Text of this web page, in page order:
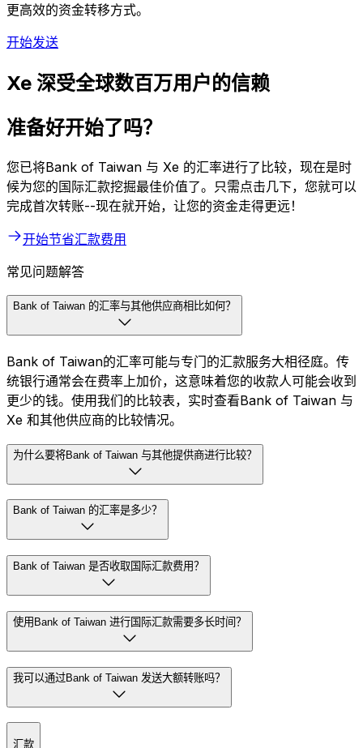
更高效的资金转移方式。
开始发送
Xe 深受全球数百万用户的信赖
准备好开始了吗？
您已将Bank of Taiwan 与 Xe 的汇率进行了比较，现在是时
候为您的国际汇款挖掘最佳价值了。只需点击几下，您就可以
完成首次转账--现在就开始，让您的资金走得更远！
开始节省汇款费用
常见问题解答
Bank of Taiwan 的汇率与其他供应商相比如何？
Bank of Taiwan的汇率可能与专门的汇款服务大相径庭。传
统银行通常会在费率上加价，这意味着您的收款人可能会收到
更少的钱。使用我们的比较表，实时查看Bank of Taiwan 与
Xe 和其他供应商的比较情况。
为什么要将Bank of Taiwan 与其他提供商进行比较？
Bank of Taiwan 的汇率是多少？
Bank of Taiwan 是否收取国际汇款费用？
使用Bank of Taiwan 进行国际汇款需要多长时间？
我可以通过Bank of Taiwan 发送大额转账吗？
汇款